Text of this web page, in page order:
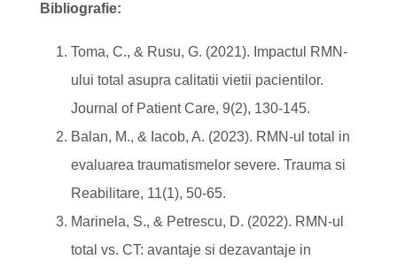
Bibliografie:
Toma, C., & Rusu, G. (2021). Impactul RMN-
ului total asupra calitatii vietii pacientilor.
Journal of Patient Care, 9(2), 130-145.
Balan, M., & Iacob, A. (2023). RMN-ul total in
evaluarea traumatismelor severe. Trauma si
Reabilitare, 11(1), 50-65.
Marinela, S., & Petrescu, D. (2022). RMN-ul
total vs. CT: avantaje si dezavantaje in